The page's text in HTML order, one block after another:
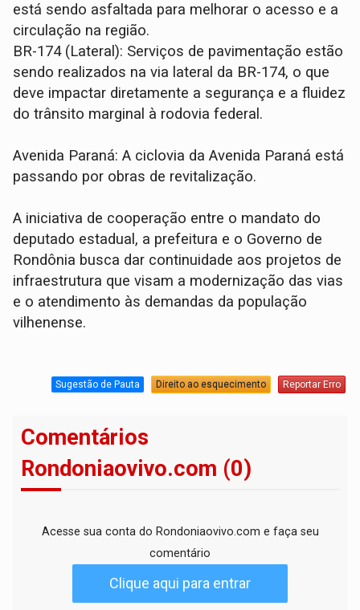
está sendo asfaltada para melhorar o acesso e a
circulação na região.
BR-174 (Lateral): Serviços de pavimentação estão
sendo realizados na via lateral da BR-174, o que
deve impactar diretamente a segurança e a fluidez
do trânsito marginal à rodovia federal.
Avenida Paraná: A ciclovia da Avenida Paraná está
passando por obras de revitalização.
A iniciativa de cooperação entre o mandato do
deputado estadual, a prefeitura e o Governo de
Rondônia busca dar continuidade aos projetos de
infraestrutura que visam a modernização das vias
e o atendimento às demandas da população
vilhenense.
Sugestão de Pauta Direito ao esquecimento Reportar Erro
Comentários
Rondoniaovivo.com (0)
Acesse sua conta do Rondoniaovivo.com e faça seu
comentário
Clique aqui para entrar